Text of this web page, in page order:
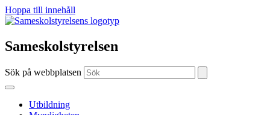
Hoppa till innehåll
Sameskolstyrelsen
Sök på webbplatsen
Utbildning